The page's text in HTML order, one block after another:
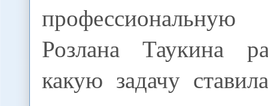
профессиональную
Розлана Таукина
какую задачу